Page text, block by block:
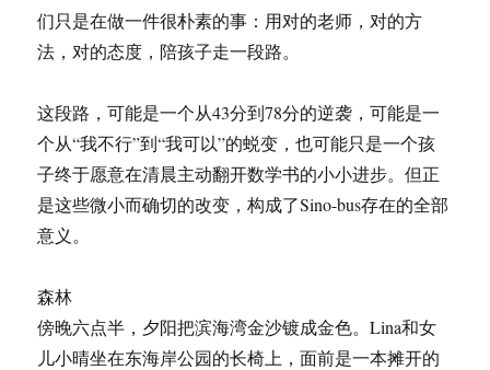
们只是在做一件很朴素的事：用对的老师，对的方
法，对的态度，陪孩子走一段路。
这段路，可能是一个从43分到78分的逆袭，可能是一
个从“我不行”到“我可以”的蜕变，也可能只是一个孩
子终于愿意在清晨主动翻开数学书的小小进步。但正
是这些微小而确切的改变，构成了Sino-bus存在的全部
意义。
森林
傍晚六点半，夕阳把滨海湾金沙镀成金色。Lina和女
儿小晴坐在东海岸公园的长椅上，面前是一本摊开的